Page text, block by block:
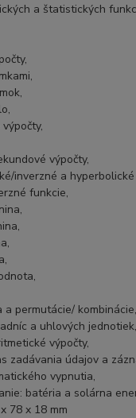
a štatistických
výpočty,
inverzné a hyperbolické
funkcie,
a permutácie/ kombinácie,
a uhlových jednotiek,
výpočty,
zadávania údajov a
vypnutia,
batéria a solárna
78 x 18 mm